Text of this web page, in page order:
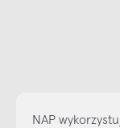
NAP